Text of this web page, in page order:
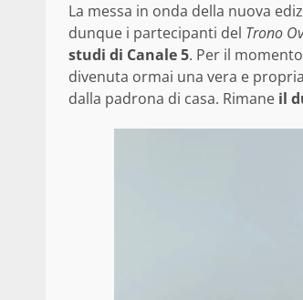
La messa in onda della nuova
dunque i partecipanti del Trono
studi di Canale 5. Per il
divenuta ormai una vera e
dalla padrona di casa. Rimane il